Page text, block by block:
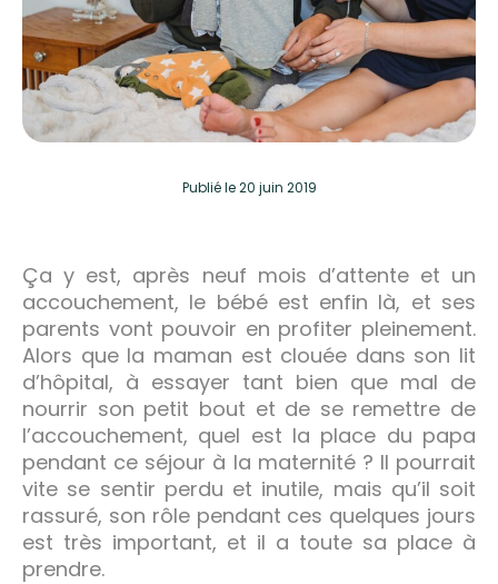
Publiéle 20 juin 2019
Ça y est, après neuf mois d’attente et un
accouchement, le bébé est enfin là, et ses
parents vont pouvoir en profiter pleinement.
Alors que la maman est clouée dans son lit
d’hôpital, à essayer tant bien que mal de
nourrir son petit bout et de se remettre de
l’accouchement, quel est la place du papa
pendant ce séjour à la maternité ? Il pourrait
vite se sentir perdu et inutile, mais qu’il soit
rassuré, son rôle pendant ces quelques jours
est très important, et il a toute sa place à
prendre.